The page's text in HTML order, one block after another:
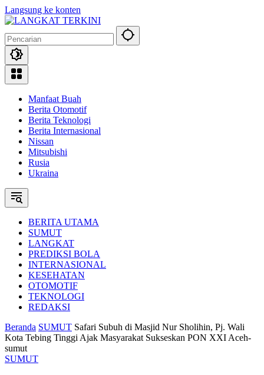
Langsung ke konten
Manfaat Buah
Berita Otomotif
Berita Teknologi
Berita Internasional
Nissan
Mitsubishi
Rusia
Ukraina
BERITA UTAMA
SUMUT
LANGKAT
PREDIKSI BOLA
INTERNASIONAL
KESEHATAN
OTOMOTIF
TEKNOLOGI
REDAKSI
Beranda SUMUT Safari Subuh di Masjid Nur Sholihin, Pj. Wali
Kota Tebing Tinggi Ajak Masyarakat Sukseskan PON XXI Aceh-
sumut
SUMUT